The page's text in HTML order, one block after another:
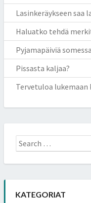
Lasinkeräykseen saa
Haluatko tehdä
Pyjamapäiviä somessa
Pissasta kaljaa?
Tervetuloa lukemaan
Search
for:
KATEGORIAT